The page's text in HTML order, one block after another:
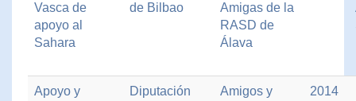
Vasca de
apoyo al
Sahara
de Bilbao
Amigas de la
RASD de
Álava
Apoyo y
Diputación
Amigos y
2014